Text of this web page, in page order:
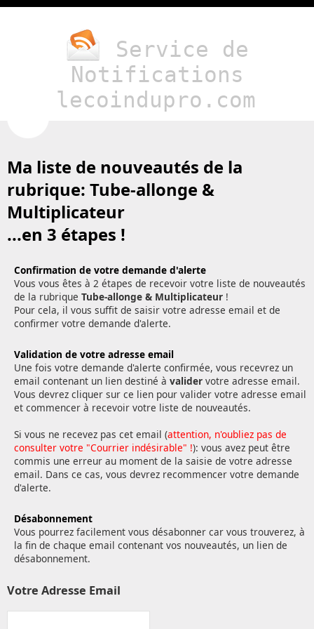
Service de
Notifications
lecoindupro.com
Ma liste de nouveautés de la
rubrique: Tube-allonge &
Multiplicateur
...en 3 étapes !
Confirmation de votre demande d'alerte
Vous vous êtes à 2 étapes de recevoir votre liste de nouveautés
de la rubrique Tube-allonge & Multiplicateur !
Pour cela, il vous suffit de saisir votre adresse email et de
confirmer votre demande d'alerte.
Validation de votre adresse email
Une fois votre demande d'alerte confirmée, vous recevrez un
email contenant un lien destiné à valider votre adresse email.
Vous devrez cliquer sur ce lien pour valider votre adresse email
et commencer à recevoir votre liste de nouveautés.
Si vous ne recevez pas cet email (attention, n'oubliez pas de
consulter votre "Courrier indésirable" !): vous avez peut être
commis une erreur au moment de la saisie de votre adresse
email. Dans ce cas, vous devrez recommencer votre demande
d'alerte.
Désabonnement
Vous pourrez facilement vous désabonner car vous trouverez, à
la fin de chaque email contenant vos nouveautés, un lien de
désabonnement.
Votre Adresse Email